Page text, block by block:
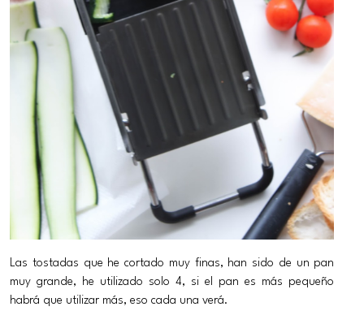
Las tostadas que he cortado muy finas, han sido de un pan
muy grande, he utilizado solo 4, si el pan es más pequeño
habrá que utilizar más, eso cada una verá.